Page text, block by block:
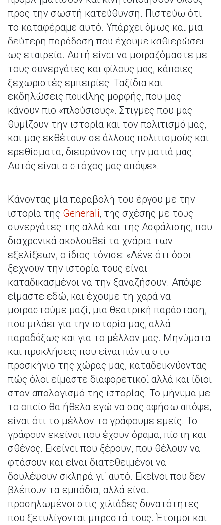
προς την σωστή κατεύθυνση. Πιστεύω ότι
το καταφέραμε αυτό. Υπάρχει όμως και μια
δεύτερη παράδοση που έχουμε καθιερώσει
ως εταιρεία. Αυτή είναι να μοιραζόμαστε με
τους συνεργάτες και φίλους μας, κάποιες
ξεχωριστές εμπειρίες. Ταξίδια και
εκδηλώσεις ποικίλης μορφής, που μας
κάνουν πιο «πλούσιους». Στιγμές που μας
θυμίζουν την ιστορία και τον πολιτισμό μας,
και μας εκθέτουν σε άλλους πολιτισμούς και
ερεθίσματα, διευρύνοντας την ματιά μας.
Αυτός είναι ο στόχος μας απόψε».
Κάνοντας μία παραβολή του έργου με την
ιστορία της Generali, της σχέσης με τους
συνεργάτες της αλλά και της Ασφάλισης, που
διαχρονικά ακολουθεί τα χνάρια των
εξελίξεων, ο ίδιος τόνισε: «Λένε ότι όσοι
ξεχνούν την ιστορία τους είναι
καταδικασμένοι να την ξαναζήσουν. Απόψε
είμαστε εδώ, και έχουμε τη χαρά να
μοιραστούμε μαζί, μια θεατρική παράσταση,
που μιλάει για την ιστορία μας, αλλά
παραδόξως και για το μέλλον μας. Μηνύματα
και προκλήσεις που είναι πάντα στο
προσκήνιο της χώρας μας, καταδεικνύοντας
πώς όλοι είμαστε διαφορετικοί αλλά και ίδιοι
στον απολογισμό της ιστορίας. Το μήνυμα με
το οποίο θα ήθελα εγώ να σας αφήσω απόψε,
είναι ότι το μέλλον το γράφουμε εμείς. Το
γράφουν εκείνοι που έχουν όραμα, πίστη και
σθένος. Εκείνοι που ξέρουν, που θέλουν να
φτάσουν και είναι διατεθειμένοι να
δουλέψουν σκληρά γι΄ αυτό. Εκείνοι που δεν
βλέπουν τα εμπόδια, αλλά είναι
προσηλωμένοι στις χιλιάδες δυνατότητες
που ξετυλίγονται μπροστά τους. Έτοιμοι και